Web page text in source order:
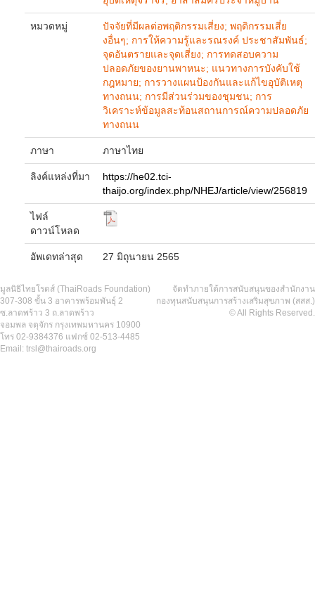
หมวดหมู่
ปัจจัยที่มีผลต่อพฤติกรรมเสี่ยง; พฤติกรรมเสี่ย
งอื่นๆ; การให้ความรู้และรณรงค์ ประชาสัมพันธ์;
จุดอันตรายและจุดเสี่ยง; การทดสอบความ
ปลอดภัยของยานพาหนะ; แนวทางการบังคับใช้
กฎหมาย; การวางแผนป้องกันและแก้ไขอุบัติเหตุ
ทางถนน; การมีส่วนร่วมของชุมชน; การ
วิเคราะห์ข้อมูลสะท้อนสถานการณ์ความปลอดภัย
ทางถนน
ภาษา ภาษาไทย
ลิงค์แหล่งที่มา
https://he02.tci-
thaijo.org/index.php/NHEJ/article/view/256819
ไฟล์
ดาวน์โหลด
อัพเดทล่าสุด 27 มิถุนายน 2565
มูลนิธิไทยโรดส์ (ThaiRoads Foundation)
307-308 ขั้น 3 อาคารพร้อมพันธุ์ 2
ซ.ลาดพร้าว 3 ถ.ลาดพร้าว
จอมพล จตุจักร กรุงเทพมหานคร 10900
โทร 02-9384376 แฟกซ์ 02-513-4485
Email: trsl@thairoads.org
จัดทำภายใต้การสนับสนุนของสำนักงาน
กองทุนสนับสนุนการสร้างเสริมสุขภาพ (สสส.)
© All Rights Reserved.